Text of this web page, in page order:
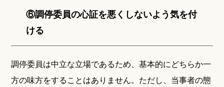
⑥調停委員の心証を悪くしないよう気を付
ける
調停委員は中立な立場であるため、基本的にどちらか一
方の味方をすることはありません。ただし、当事者の態